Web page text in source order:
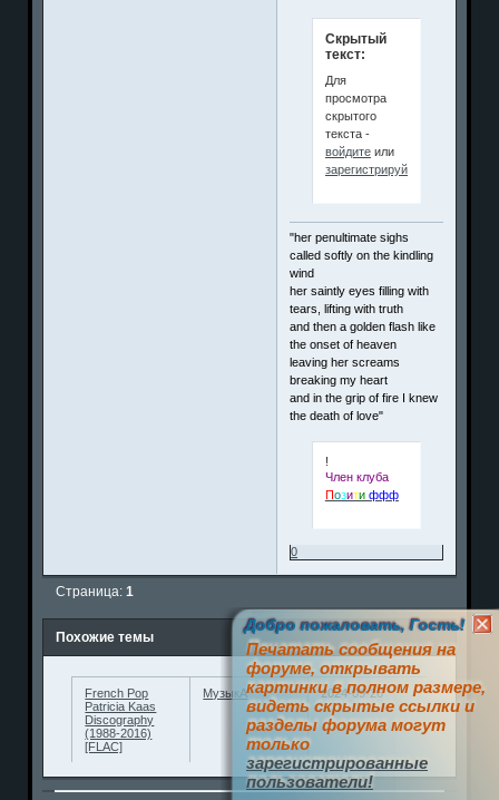
Скрытый
текст:
Для
просмотра
скрытого
текста -
войдитеили
зарегистрируйтесь
"her penultimate sighs
called softly on the kindling
wind
her saintly eyes filling with
tears, lifting with truth
and then a golden flash like
the onset of heaven
leaving her screams
breaking my heart
and in the grip of fire I knew
the death of love"
!
Член клуба
Позити ффф
0
Страница:1
Похожие темы
French Pop
Patricia Kaas
Discography
(1988-2016)
[FLAC]
МузыкА 2024-09-26
Добро пожаловать, Гость!
Печатать сообщения на
форуме, открывать
картинки в полном размере,
видеть скрытые ссылки и
разделы форума могут
только
зарегистрированные
пользователи!